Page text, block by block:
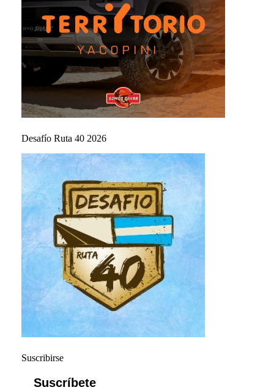
Desafío Ruta 40 2026
Suscribirse
Suscríbete